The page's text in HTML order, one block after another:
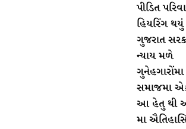
પીડિત
હિયરિંગ
ગુજરાત
ન્યાય મળે
સમાજમા
આ હેતુ થી
મા